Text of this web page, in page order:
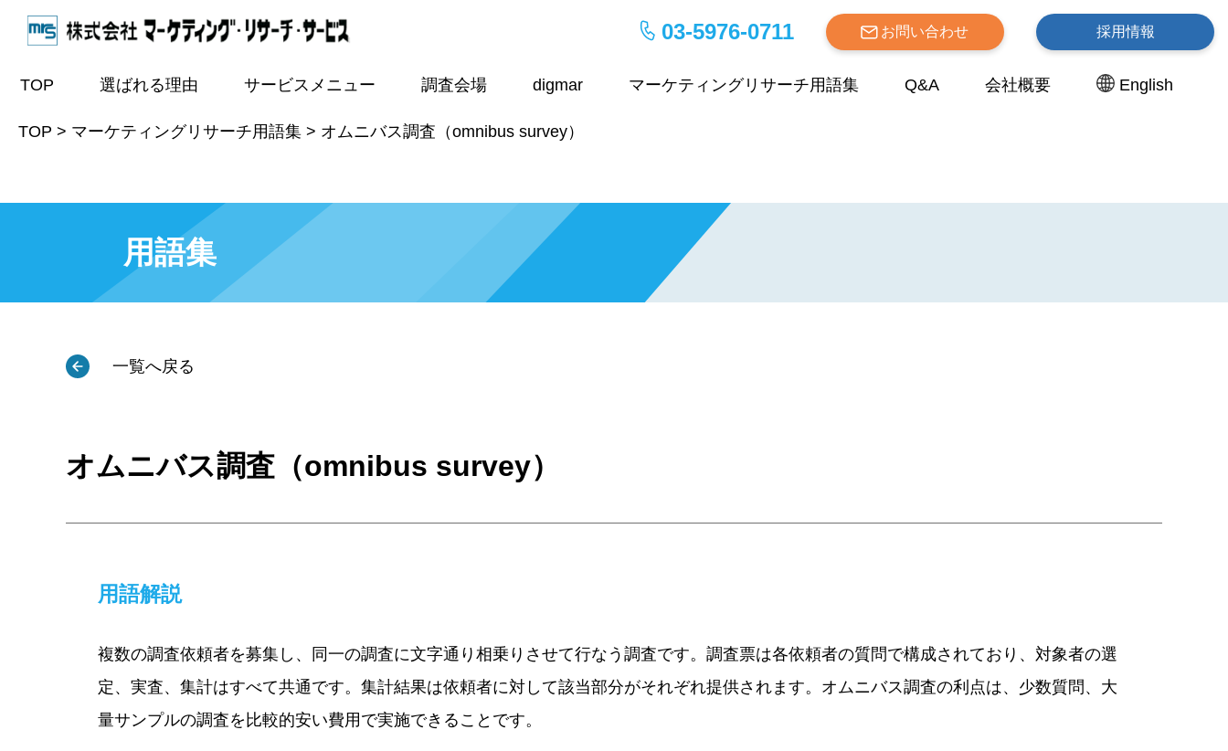
03-5976-0711 お問い合わせ 採用情報
TOP 選ばれる理由 サービスメニュー 調査会場 digmar マーケティングリサーチ用語集 Q&A 会社概要 English
TOP > マーケティングリサーチ用語集 > オムニバス調査（omnibus survey）
用語集
一覧へ戻る
オムニバス調査（omnibus survey）
用語解説
複数の調査依頼者を募集し、同一の調査に文字通り相乗りさせて行なう調査です。調査票は各依頼者の質問で構成されており、対象者の選
定、実査、集計はすべて共通です。集計結果は依頼者に対して該当部分がそれぞれ提供されます。オムニバス調査の利点は、少数質問、大
量サンプルの調査を比較的安い費用で実施できることです。